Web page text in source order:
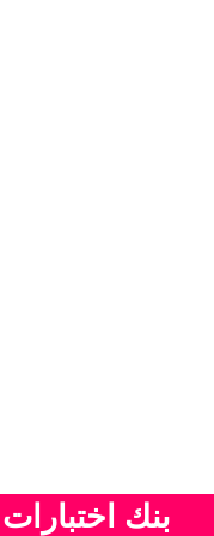
بنك